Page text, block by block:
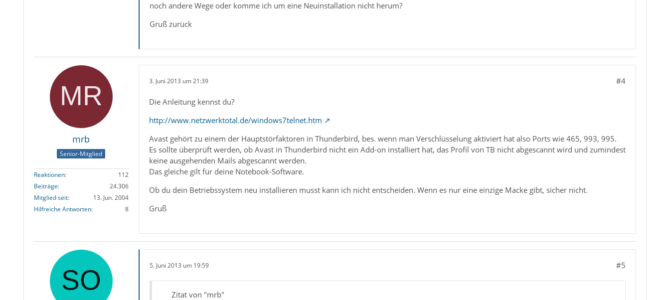
noch andere Wege oder komme ich um eine Neuinstallation nicht herum?
Gruß zurück
mrb
Senior-Mitglied
Reaktionen
112
Beiträge
24.306
Mitglied seit
13. Jun. 2004
Hilfreiche Antworten
8
3. Juni 2013 um 21:39 #4
Die Anleitung kennst du?
http://www.netzwerktotal.de/windows7telnet.htm
Avast gehört zu einem der Hauptstörfaktoren in Thunderbird, bes. wenn man Verschlüsselung aktiviert hat also Ports wie 465, 993, 995.
Es sollte überprüft werden, ob Avast in Thunderbird nicht ein Add-on installiert hat, das Profil von TB nicht abgescannt wird und zumindest
keine ausgehenden Mails abgescannt werden.
Das gleiche gilt für deine Notebook-Software.
Ob du dein Betriebssystem neu installieren musst kann ich nicht entscheiden. Wenn es nur eine einzige Macke gibt, sicher nicht.
Gruß
5. Juni 2013 um 19:59 #5
Zitat von "mrb"